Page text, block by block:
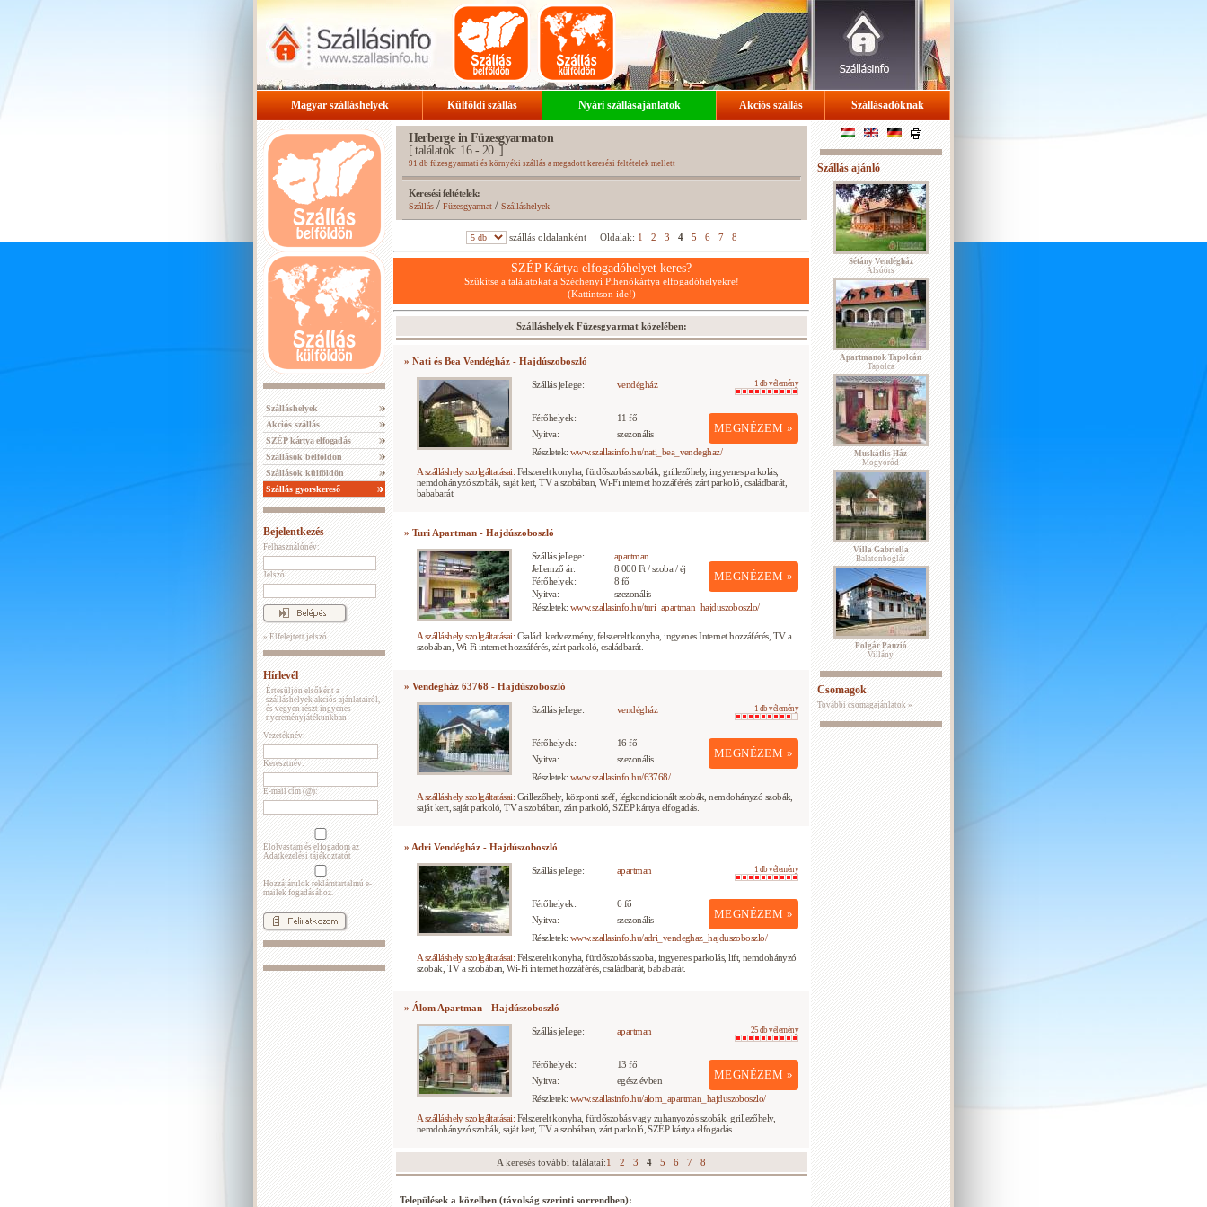
Magyar szálláshelyek Külföldi szállás Nyári szállásajánlatok Akciós szállás Szállásadóknak
Szálláshelyek
Akciós szállás
SZÉP kártya elfogadás
Szállások belföldön
Szállások külföldön
Szállás gyorskereső
Bejelentkezés
Felhasználónév:
Jelszó:
» Elfelejtett jelszó
Hírlevél
Értesüljön elsőként a
szálláshelyek akciós ajánlatairól,
és vegyen részt ingyenes
nyereményjátékunkban!
Vezetéknév:
Keresztnév:
E-mail cím (@):
Elolvastam és elfogadom az
Adatkezelési tájékoztatót
Hozzájárulok reklámtartalmú e-
mailek fogadásához.
Herberge in Füzesgyarmaton
[ találatok: 16 - 20. ]
91 db füzesgyarmati és környéki szállás a megadott keresési feltételek mellett
Keresési feltételek:
Szállás/ Füzesgyarmat/Szálláshelyek
szállás oldalanként Oldalak: 1 2 3 4 5 6 7 8
SZÉP Kártya elfogadóhelyet keres?
Szűkítse a találatokat a Széchenyi Pihenőkártya elfogadóhelyekre!
(Kattintson ide!)
Szálláshelyek Füzesgyarmat közelében:
» Nati és Bea Vendégház - Hajdúszoboszló
Szállás jellege: vendégház 1 db vélemény
MEGNÉZEM »
Férőhelyek:
11 fő
Nyitva:
szezonális
Részletek: www.szallasinfo.hu/nati_bea_vendeghaz/
A szálláshely szolgáltatásai: Felszerelt konyha, fürdőszobás szobák, grillezőhely, ingyenes parkolás,
nemdohányzó szobák, saját kert, TV a szobában, Wi-Fi internet hozzáférés, zárt parkoló, családbarát,
bababarát.
» Turi Apartman - Hajdúszoboszló
Szállás jellege: apartman
MEGNÉZEM »
Jellemző ár:
8 000 Ft / szoba / éj
Férőhelyek:
8 fő
Nyitva:
szezonális
Részletek: www.szallasinfo.hu/turi_apartman_hajduszoboszlo/
A szálláshely szolgáltatásai: Családi kedvezmény, felszerelt konyha, ingyenes Internet hozzáférés, TV a
szobában, Wi-Fi internet hozzáférés, zárt parkoló, családbarát.
» Vendégház 63768 - Hajdúszoboszló
Szállás jellege: vendégház 1 db vélemény
MEGNÉZEM »
Férőhelyek:
16 fő
Nyitva:
szezonális
Részletek: www.szallasinfo.hu/63768/
A szálláshely szolgáltatásai: Grillezőhely, központi széf, légkondicionált szobák, nemdohányzó szobák,
saját kert, saját parkoló, TV a szobában, zárt parkoló, SZÉP kártya elfogadás.
» Adri Vendégház - Hajdúszoboszló
Szállás jellege: apartman 1 db vélemény
MEGNÉZEM »
Férőhelyek:
6 fő
Nyitva:
szezonális
Részletek: www.szallasinfo.hu/adri_vendeghaz_hajduszoboszlo/
A szálláshely szolgáltatásai: Felszerelt konyha, fürdőszobás szoba, ingyenes parkolás, lift, nemdohányzó
szobák, TV a szobában, Wi-Fi internet hozzáférés, családbarát, bababarát.
» Álom Apartman - Hajdúszoboszló
Szállás jellege: apartman 25 db vélemény
MEGNÉZEM »
Férőhelyek:
13 fő
Nyitva:
egész évben
Részletek: www.szallasinfo.hu/alom_apartman_hajduszoboszlo/
A szálláshely szolgáltatásai: Felszerelt konyha, fürdőszobás vagy zuhanyozós szobák, grillezőhely,
nemdohányzó szobák, saját kert, TV a szobában, zárt parkoló, SZÉP kártya elfogadás.
A keresés további találatai:1 2 3 4 5 6 7 8
Települések a közelben (távolság szerinti sorrendben):
Szállás ajánló
Sétány Vendégház
Alsóörs
Apartmanok Tapolcán
Tapolca
Muskátlis Ház
Mogyoród
Villa Gabriella
Balatonboglár
Polgár Panzió
Villány
Csomagok
További csomagajánlatok »